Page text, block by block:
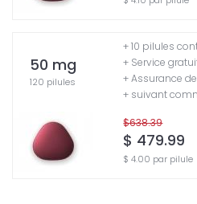
50 mg
120 pilules
$638.39
$ 479.99
$ 4.00 par pilule
+ 10 pilules
+ Service
+ Assurance
+ suivant